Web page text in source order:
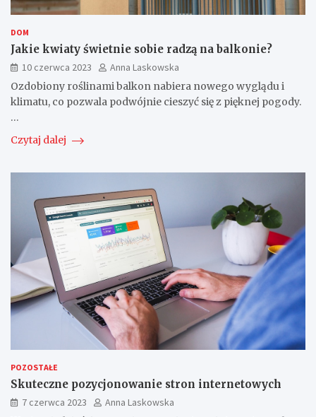
DOM
Jakie kwiaty świetnie sobie radzą na balkonie?
10 czerwca 2023
Anna Laskowska
Ozdobiony roślinami balkon nabiera nowego wyglądu i
klimatu, co pozwala podwójnie cieszyć się z pięknej pogody.
…
Czytaj dalej
POZOSTAŁE
Skuteczne pozycjonowanie stron internetowych
7 czerwca 2023
Anna Laskowska